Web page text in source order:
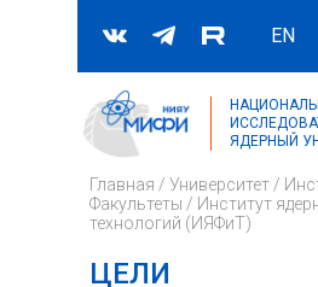
Форма поиска
Поиск
EN
ЯДЕРНЫЙ
Главная / Университет /
Факультеты / Институт
технологий (ИЯФиТ)
ЦЕЛИ